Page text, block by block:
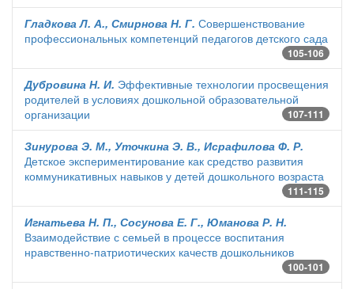
Гладкова Л. А., Смирнова Н. Г. Совершенствование
профессиональных компетенций педагогов детского сада
105-106
Дубровина Н. И. Эффективные технологии просвещения
родителей в условиях дошкольной образовательной
организации
107-111
Зинурова Э. М., Уточкина Э. В., Исрафилова Ф. Р.
Детское экспериментирование как средство развития
коммуникативных навыков у детей дошкольного возраста
111-115
Игнатьева Н. П., Сосунова Е. Г., Юманова Р. Н.
Взаимодействие с семьей в процессе воспитания
нравственно-патриотических качеств дошкольников
100-101